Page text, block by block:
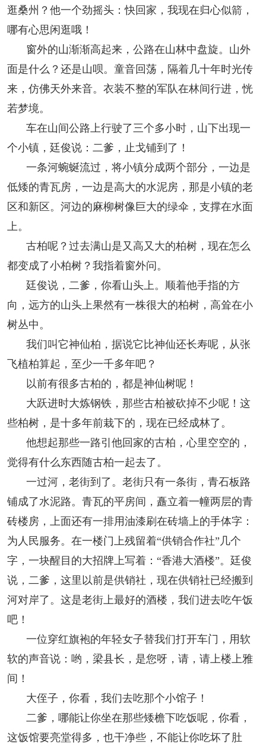
专题专栏
逛桑州？他一个劲摇头：快回家，我现在归心似箭，
哪有心思闲逛哦！
窗外的山渐渐高起来，公路在山林中盘旋。山外
面是什么？还是山呗。童音回荡，隔着几十年时光传
来，仿佛天外来音。衣装不整的军队在林间行进，恍
若梦境。
车在山间公路上行驶了三个多小时，山下出现一
个小镇，廷俊说：二爹，止戈铺到了！
一条河蜿蜒流过，将小镇分成两个部分，一边是
低矮的青瓦房，一边是高大的水泥房，那是小镇的老
区和新区。河边的麻柳树像巨大的绿伞，支撑在水面
上。
古柏呢？过去满山是又高又大的柏树，现在怎么
都变成了小柏树？我指着窗外问。
廷俊说，二爹，你看山头上。顺着他手指的方
向，远方的山头上果然有一株很大的柏树，高耸在小
树丛中。
我们叫它神仙柏，据说它比神仙还长寿呢，从张
飞植柏算起，至少一千多年吧？
以前有很多古柏的，都是神仙树呢！
大跃进时大炼钢铁，那些古柏被砍掉不少呢！这
些柏树，是十多年前栽下的，现在已经成林了。
他想起那些一路引他回家的古柏，心里空空的，
觉得有什么东西随古柏一起去了。
一过河，老街到了。老街只有一条街，青石板路
铺成了水泥路。青瓦的平房间，矗立着一幢两层的青
砖楼房，上面还有一排用油漆刷在砖墙上的手体字：
为人民服务。在一楼门上残留着“供销合作社”几个
字，一块醒目的大招牌上写着：“香港大酒楼”。廷俊
说，二爹，这里以前是供销社，现在供销社已经搬到
河对岸了。这是老街上最好的酒楼，我们进去吃午饭
吧！
一位穿红旗袍的年轻女子替我们打开车门，用软
软的声音说：哟，梁县长，是您呀，请，请上楼上雅
间！
大侄子，你看，我们去吃那个小馆子！
二爹，哪能让你坐在那些矮檐下吃饭呢，你看，
这饭馆要亮堂得多，也干净些，不能让你吃坏了肚